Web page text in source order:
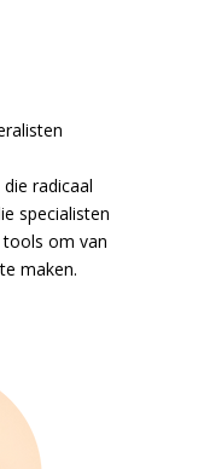
radicaal
specialisten
tools om van
maken.